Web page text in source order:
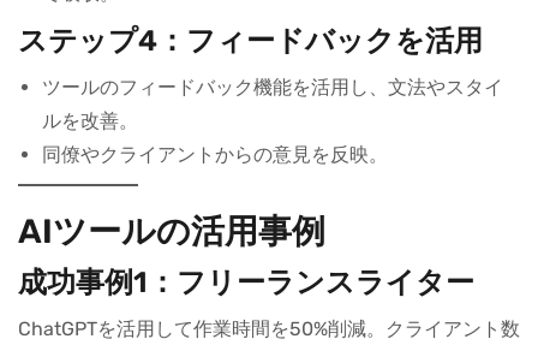
ステップ4：フィードバックを活用
ツールのフィードバック機能を活用し、文法やスタイ
ルを改善。
同僚やクライアントからの意見を反映。
AIツールの活用事例
成功事例1：フリーランスライター
ChatGPTを活用して作業時間を50%削減。クライアント数